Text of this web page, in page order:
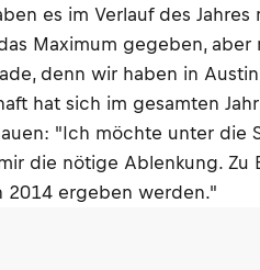
es im Verlauf des
Maximum gegeben, aber
denn wir haben in
hat sich im gesamten
"Ich möchte unter die
die nötige Ablenkung. Zu
2014 ergeben werden."